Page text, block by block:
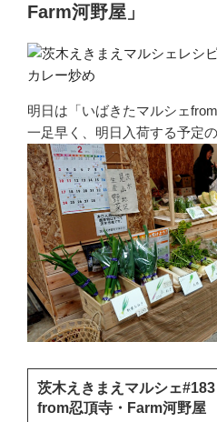
Farm河野屋」
明日は「いばきたマルシェ
一足早く、明日入荷する予定
茨木えきまえマルシェ
from忍頂寺・Farm河野屋